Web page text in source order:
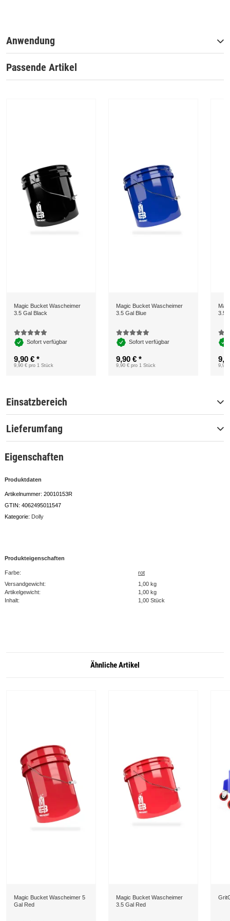
Anwendung
Passende Artikel
Magic Bucket Wascheimer
3.5 Gal Black
Sofort verfügbar
9,90 € *
9,90 € pro 1 Stück
Magic Bucket Wascheimer
3.5 Gal Blue
Sofort verfügbar
9,90 € *
9,90 € pro 1 Stück
3.5
9,90
Einsatzbereich
Lieferumfang
Eigenschaften
Produktdaten
Artikelnummer: 20010153R
GTIN: 4062495011547
Kategorie: Dolly
Produkteigenschaften
Farbe:
rot
Versandgewicht:
1,00 kg
Artikelgewicht:
1,00 kg
Inhalt:
1,00 Stück
Ähnliche Artikel
Magic Bucket Wascheimer 5
Gal Red
Magic Bucket Wascheimer
3.5 Gal Red